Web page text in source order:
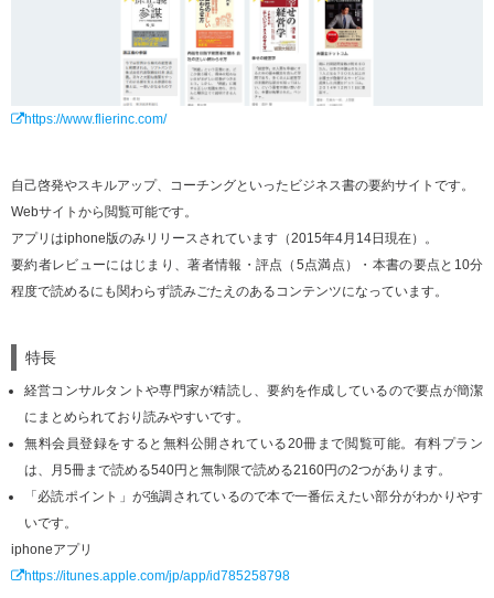
https://www.flierinc.com/
自己啓発やスキルアップ、コーチングといったビジネス書の要約サイトです。
Webサイトから閲覧可能です。
アプリはiphone版のみリリースされています（2015年4月14日現在）。
要約者レビューにはじまり、著者情報・評点（5点満点）・本書の要点と10分
程度で読めるにも関わらず読みごたえのあるコンテンツになっています。
特長
経営コンサルタントや専門家が精読し、要約を作成しているので要点が簡潔
にまとめられており読みやすいです。
無料会員登録をすると無料公開されている20冊まで閲覧可能。有料プラン
は、月5冊まで読める540円と無制限で読める2160円の2つがあります。
「必読ポイント」が強調されているので本で一番伝えたい部分がわかりやす
いです。
iphoneアプリ
https://itunes.apple.com/jp/app/id785258798